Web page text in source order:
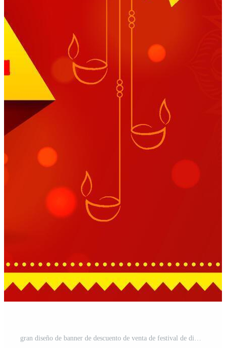
gran diseño de banner de descuento de venta de festival de diwali con ilustración de diya Vector Pro